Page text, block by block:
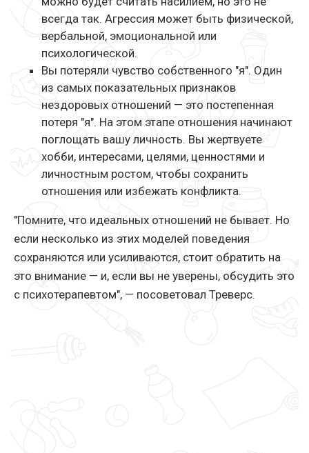
всегда так. Агрессия может быть физической,
вербальной, эмоциональной или
психологической.
Вы потеряли чувство собственного "я". Один
из самых показательных признаков
нездоровых отношений — это постепенная
потеря "я". На этом этапе отношения начинают
поглощать вашу личность. Вы жертвуете
хобби, интересами, целями, ценностями и
личностным ростом, чтобы сохранить
отношения или избежать конфликта.
"Помните, что идеальных отношений не бывает. Но
если несколько из этих моделей поведения
сохраняются или усиливаются, стоит обратить на
это внимание — и, если вы не уверены, обсудить это
с психотерапевтом", — посоветовал Треверс.